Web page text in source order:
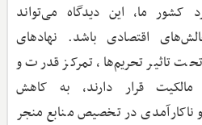
ما، این دیدگاه می‌تواند
اقتصادی باشد. نهادهای
تاثیر تحریم‌ها، تمرکز قدرت و
قرار دارند، به کاهش
ناکارآمدی در تخصیص منابع منجر